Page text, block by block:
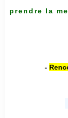
prendre la
-